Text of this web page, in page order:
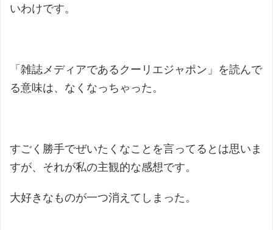
いわけです。
「雑誌メディアであるクーリエジャポン」を読んで
る意味は、なくなっちゃった。
すごく勝手でぜいたくなことを言ってるとは思いま
すが、それが私の主観的な感想です。
大好きなものが一つ消えてしまった。